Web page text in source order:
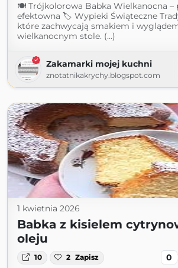
🍽 Trójkolorowa Babka Wielkanocna –
efektowna 🏷 Wypieki Świąteczne
które zachwycają smakiem i
wielkanocnym stole. (...)
Zakamarki mojej kuchni
znotatnikakrychy.blogspot.com
1 kwietnia 2026
Babka z kisielem
oleju
10 2 Zapisz 0